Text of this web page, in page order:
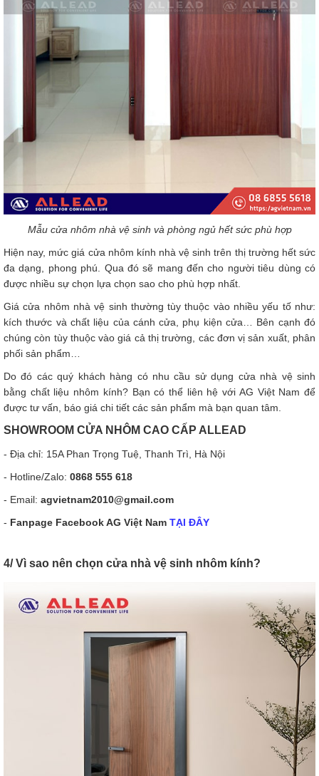
Mẫu cửa nhôm nhà vệ sinh và phòng ngủ hết sức phù hợp
Hiện nay, mức giá cửa nhôm kính nhà vệ sinh trên thị trường hết sức
đa dạng, phong phú. Qua đó sẽ mang đến cho người tiêu dùng có
được nhiều sự chọn lựa chọn sao cho phù hợp nhất.
Giá cửa nhôm nhà vệ sinh thường tùy thuộc vào nhiều yếu tố như:
kích thước và chất liệu của cánh cửa, phụ kiện cửa… Bên cạnh đó
chúng còn tùy thuộc vào giá cả thị trường, các đơn vị sản xuất, phân
phối sản phẩm…
Do đó các quý khách hàng có nhu cầu sử dụng cửa nhà vệ sinh
bằng chất liệu nhôm kính? Bạn có thể liên hệ với AG Việt Nam để
được tư vấn, báo giá chi tiết các sản phẩm mà bạn quan tâm.
S HOWROOM CỬA NHÔM CAO CẤP ALLEAD
- Địa chỉ: 15A Phan Trọng Tuệ, Thanh Trì, Hà Nội
- Hotline/Zalo: 0868 555 618
- Email: agvietnam2010@gmail.com
- Fanpage Facebook AG Việt Nam TẠI ĐÂY
4/ Vì sao nên chọn cửa nhà vệ sinh nhôm kính?